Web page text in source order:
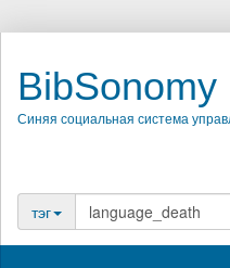
BibSonomy
Синяя социальная система
тэг